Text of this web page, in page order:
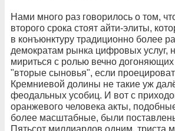
Нами много раз говорилось о том,
второго срока стоят айти-элиты,
в конъюнктуру традиционно более
демократам рынка цифровых услуг,
мириться с ролью вечно
"вторые сыновья", если
Кремниевой долины не такие уж
феодальных усобиц. И вот с
оранжевого человека акты,
более масштабные, были